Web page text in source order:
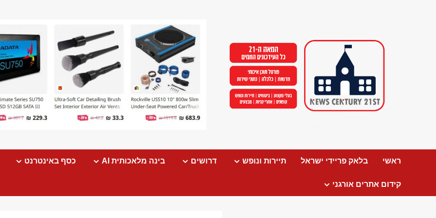
ראשי בלאק פריידי ישראל תיירות ונופש דרושים בינה מלאכותית AI כסף באינטרנט
קידום אתרים אורגני